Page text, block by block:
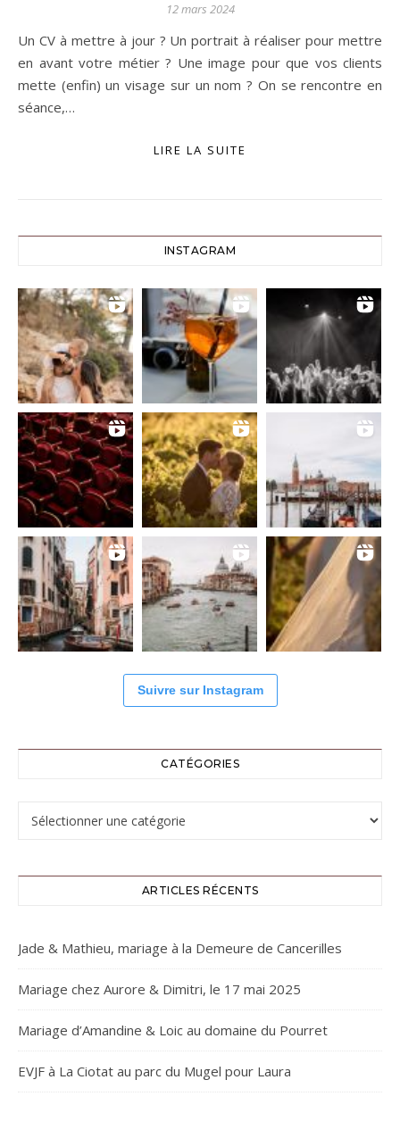
12 mars 2024
Un CV à mettre à jour ? Un portrait à réaliser pour mettre
en avant votre métier ? Une image pour que vos clients
mette (enfin) un visage sur un nom ? On se rencontre en
séance,…
LIRE LA SUITE
INSTAGRAM
Suivre sur Instagram
CATÉGORIES
Catégories
ARTICLES RÉCENTS
Jade & Mathieu, mariage à la Demeure de Cancerilles
Mariage chez Aurore & Dimitri, le 17 mai 2025
Mariage d’Amandine & Loic au domaine du Pourret
EVJF à La Ciotat au parc du Mugel pour Laura